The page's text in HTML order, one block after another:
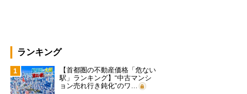
ランキング
1
【首都圏の不動産価格「危ない
駅」ランキング】“中古マンシ
ョン売れ行き鈍化”のワ…